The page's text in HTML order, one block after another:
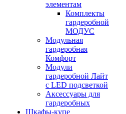
элементам
Комплекты
гардеробной
МОДУС
Модульная
гардеробная
Комфорт
Модули
гардеробной Лайт
с LED подсветкой
Аксессуары для
гардеробных
Шкафы-купе